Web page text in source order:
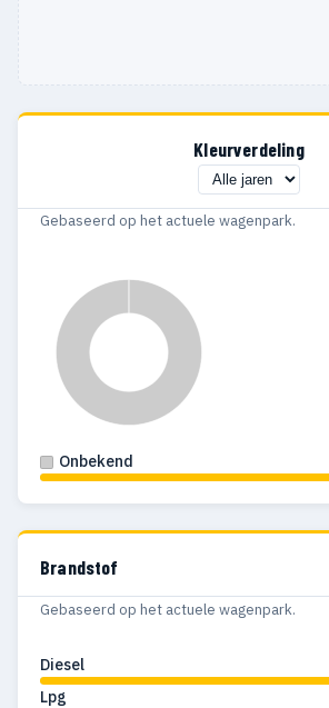
Kleurverdeling
Gebaseerd op het actuele wagenpark.
Onbekend
Brandstof
Gebaseerd op het actuele wagenpark.
Diesel
Lpg